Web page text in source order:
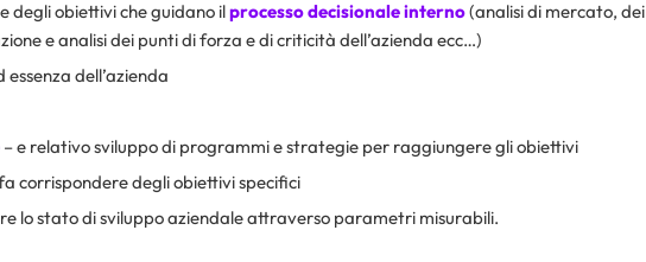
degli obiettivi che guidano ilprocesso decisionale interno(analisi di mercato, dei
e analisi dei punti di forza e di criticità dell’azienda ecc…)
essenza dell’azienda
– e relativo sviluppo di programmi e strategie per raggiungere gli obiettivi
corrispondere degli obiettivi specifici
lo stato di sviluppo aziendale attraverso parametri misurabili.